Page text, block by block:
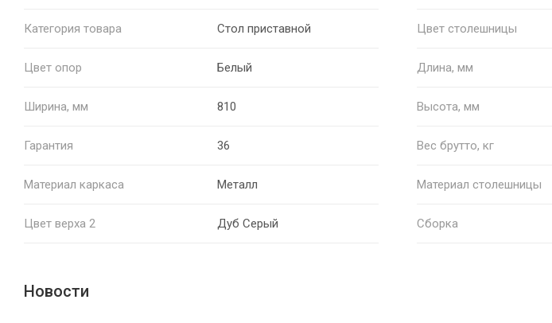
Категория товара Стол приставной Цвет столешницы
Цвет опор Белый Длина, мм
Ширина, мм 810 Высота, мм
Гарантия 36 Вес брутто, кг
Материал каркаса Металл Материал столешницы
Цвет верха 2 Дуб Серый Сборка
Новости